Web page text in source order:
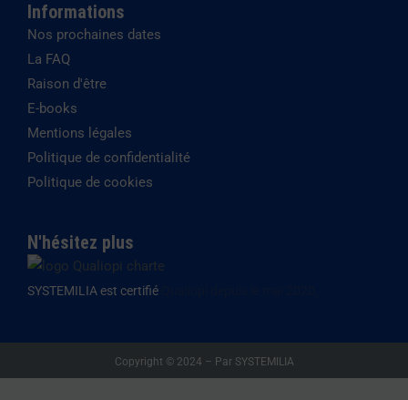
Informations
Nos prochaines dates
La FAQ
Raison d'être
E-books
Mentions légales
Politique de confidentialité
Politique de cookies
N'hésitez plus
SYSTEMILIA est certifié
Copyright © 2024 – Par SYSTEMILIA